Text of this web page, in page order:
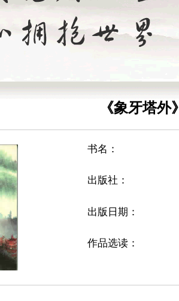
《象牙塔外》
书名：
出版社：
出版日期：
作品选读：